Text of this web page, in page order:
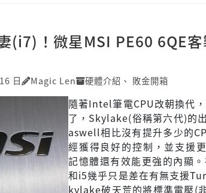
(i7)！微星MSI PE60 6QE
日 Magic Len 硬體介紹 、 敗金開箱
隨著Intel筆電CPU改朝換代
了，Skylake(俗稱第六代)的
aswell相比沒有提升多少的
經獲得良好的控制，並支援
記憶體還有效能更強的內顯
和i5幾乎只是差在有無支援
kylake破天荒的將標準電壓(